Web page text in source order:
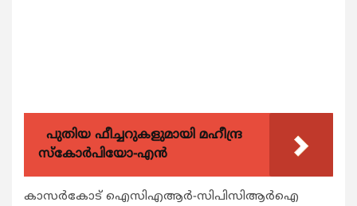
പുതിയ ഫീച്ചറുകളുമായി മഹീന്ദ്ര
സ്കോർപിയോ-എൻ
കാസര്‍കോട് ഐസിഎആര്‍-സിപിസിആര്‍ഐ